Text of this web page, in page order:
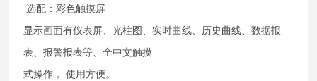
选配：彩色触摸屏
显示画面有仪表屏、光柱图、实时曲线、历史曲线、数据报
表、报警报表等、全中文触摸
式操作， 使用方便。